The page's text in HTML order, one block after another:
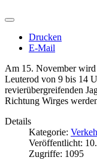
Drucken
E-Mail
Am 15. November
Leuterod von 9 bis 14
revierübergreifenden
Richtung Wirges
Details
Kategorie:
Veröffentlicht:
Zugriffe: 1095